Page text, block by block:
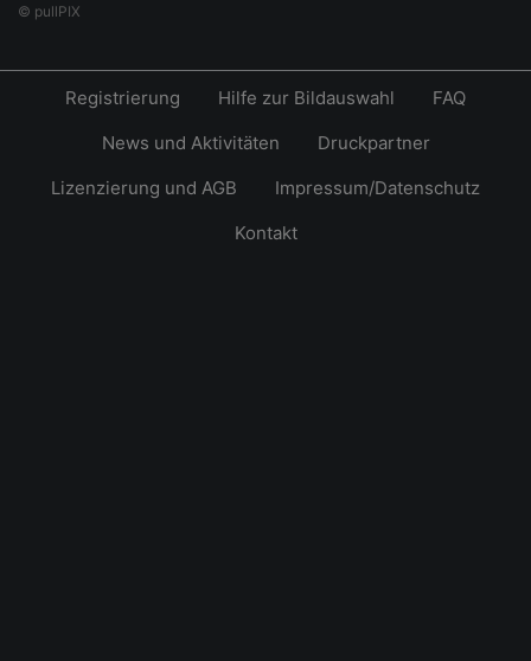
© pullPIX
Registrierung Hilfe zur Bildauswahl
FAQ
News und Aktivitäten
Druckpartner
Lizenzierung und AGB
Impressum/Datenschutz
Kontakt